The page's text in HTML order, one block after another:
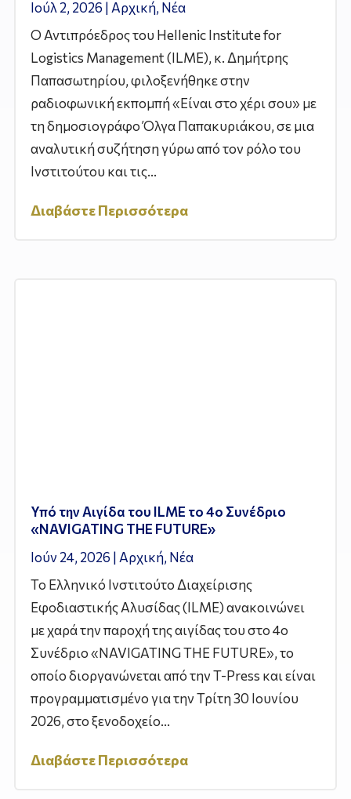
Ιούλ 2, 2026 | Αρχική, Νέα
Ο Αντιπρόεδρος του Hellenic Institute for
Logistics Management (ILME), κ. Δημήτρης
Παπασωτηρίου, φιλοξενήθηκε στην
ραδιοφωνική εκπομπή «Είναι στο χέρι σου» με
τη δημοσιογράφο Όλγα Παπακυριάκου, σε μια
αναλυτική συζήτηση γύρω από τον ρόλο του
Ινστιτούτου και τις...
Διαβάστε Περισσότερα
Υπό την Αιγίδα του ILME το 4ο Συνέδριο
«NAVIGATING THE FUTURE»
Ιούν 24, 2026 | Αρχική, Νέα
Το Ελληνικό Ινστιτούτο Διαχείρισης
Εφοδιαστικής Αλυσίδας (ILME) ανακοινώνει
με χαρά την παροχή της αιγίδας του στο 4ο
Συνέδριο «NAVIGATING THE FUTURE», το
οποίο διοργανώνεται από την T-Press και είναι
προγραμματισμένο για την Τρίτη 30 Ιουνίου
2026, στο ξενοδοχείο...
Διαβάστε Περισσότερα